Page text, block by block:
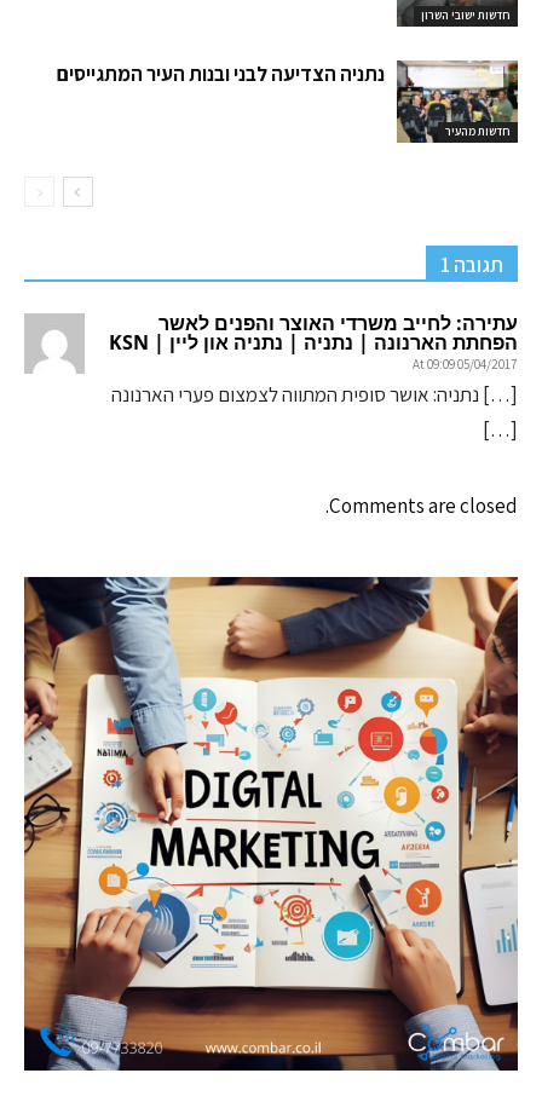
חדשות ישובי השרון
חדשות מהעיר
נתניה הצדיעה לבני ובנות העיר המתגייסים
תגובה 1
עתירה: לחייב משרדי האוצר והפנים לאשר
הפחתת הארנונה | נתניה | נתניה און ליין | KSN
05/04/2017 At 09:09
[…] נתניה: אושר סופית המתווה לצמצום פערי הארנונה
[…]
Comments are closed.